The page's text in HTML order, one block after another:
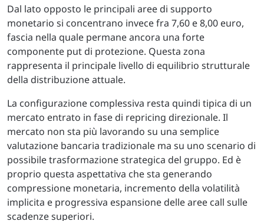
Dal lato opposto le principali aree di supporto
monetario si concentrano invece fra 7,60 e 8,00 euro,
fascia nella quale permane ancora una forte
componente put di protezione. Questa zona
rappresenta il principale livello di equilibrio strutturale
della distribuzione attuale.
La configurazione complessiva resta quindi tipica di un
mercato entrato in fase di repricing direzionale. Il
mercato non sta più lavorando su una semplice
valutazione bancaria tradizionale ma su uno scenario di
possibile trasformazione strategica del gruppo. Ed è
proprio questa aspettativa che sta generando
compressione monetaria, incremento della volatilità
implicita e progressiva espansione delle aree call sulle
scadenze superiori.